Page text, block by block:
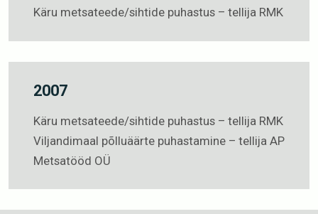
Käru metsateede/sihtide puhastus – tellija RMK
2007
Käru metsateede/sihtide puhastus – tellija RMK
Viljandimaal põlluäärte puhastamine – tellija AP
Metsatööd OÜ